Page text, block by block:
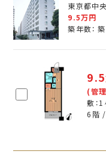
東京都中
9.5万円
築年数：
9.5
(管
敷：
6階